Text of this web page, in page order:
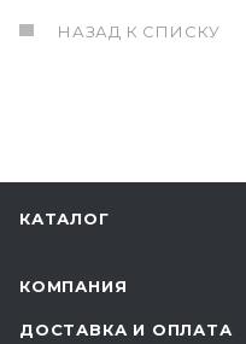
НАЗАД К СПИСКУ
КАТАЛОГ
КОМПАНИЯ
ДОСТАВКА И ОПЛАТА